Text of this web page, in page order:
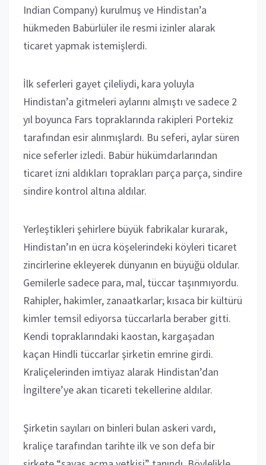
Indian Company) kurulmuş ve Hindistan’a
hükmeden Babürlüler ile resmi izinler alarak
ticaret yapmak istemişlerdi.
İlk seferleri gayet çileliydi, kara yoluyla
Hindistan’a gitmeleri aylarını almıştı ve sadece 2
yıl boyunca Fars topraklarında rakipleri Portekiz
tarafından esir alınmışlardı. Bu seferi, aylar süren
nice seferler izledi. Babür hükümdarlarından
ticaret izni aldıkları toprakları parça parça, sindire
sindire kontrol altına aldılar.
Yerleştikleri şehirlere büyük fabrikalar kurarak,
Hindistan’ın en ücra köşelerindeki köyleri ticaret
zincirlerine ekleyerek dünyanın en büyüğü oldular.
Gemilerle sadece para, mal, tüccar taşınmıyordu.
Rahipler, hakimler, zanaatkarlar; kısaca bir kültürü
kimler temsil ediyorsa tüccarlarla beraber gitti.
Kendi topraklarındaki kaostan, kargaşadan
kaçan Hindli tüccarlar şirketin emrine girdi.
Kraliçelerinden imtiyaz alarak Hindistan’dan
İngiltere’ye akan ticareti tekellerine aldılar.
Şirketin sayıları on binleri bulan askeri vardı,
kraliçe tarafından tarihte ilk ve son defa bir